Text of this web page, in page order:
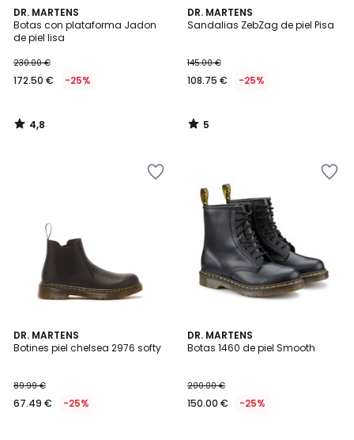
DR. MARTENS
Botas con plataforma Jadon
de piel lisa
230.00 €
172.50 € -25%
4,8
/ 5
4,8
/
DR. MARTENS
Sandalias ZebZag de piel Pisa
145.00 €
108.75 € -25%
5
/
5
/
DR. MARTENS
Botines piel chelsea 2976 softy
89.99 €
67.49 € -25%
5
/
DR. MARTENS
Botas 1460 de piel Smooth
200.00 €
150.00 € -25%
4,6
/ 5